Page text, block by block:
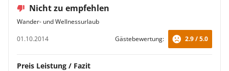
Nicht zu empfehlen
Wander- und Wellnessurlaub
01.10.2014
Gästebewertung: 2.9 / 5.0
Preis Leistung / Fazit